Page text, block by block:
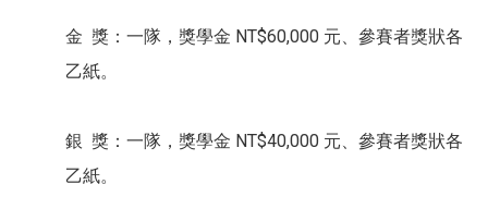
金 獎：一隊，獎學金 NT$60,000 元、參賽者獎狀各
乙紙。
銀 獎：一隊，獎學金 NT$40,000 元、參賽者獎狀各
乙紙。